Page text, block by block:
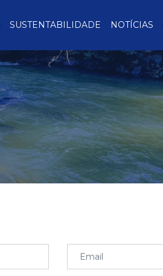
SUSTENTABILIDADE NOTÍCIAS